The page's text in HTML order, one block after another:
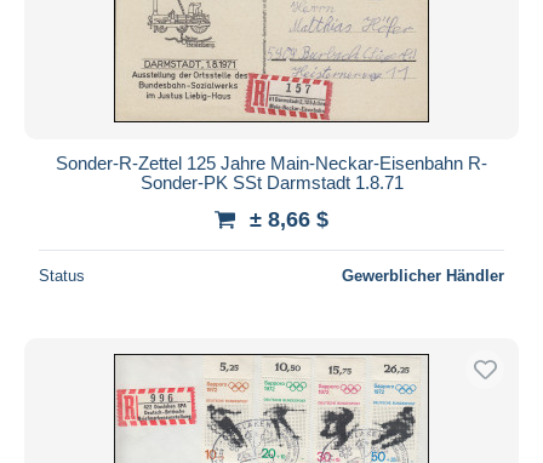
Sonder-R-Zettel 125 Jahre Main-Neckar-Eisenbahn R-
Sonder-PK SSt Darmstadt 1.8.71
± 8,66 $
Status Gewerblicher Händler